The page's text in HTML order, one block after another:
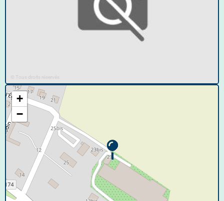
© Tous droits réservés
+
−